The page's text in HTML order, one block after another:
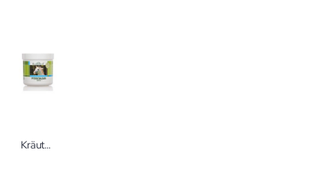
KräuterhoF Pferdebalsam 250 ml